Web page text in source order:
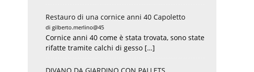
Restauro di una cornice anni 40 Capoletto
di gilberto.merlino@45
Cornice anni 40 come è stata trovata, sono state
rifatte tramite calchi di gesso […]